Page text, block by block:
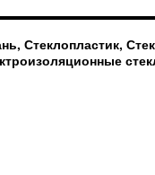
Стеклопластик,